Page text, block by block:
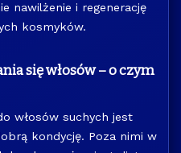
nawilżenie i regenerację
kosmyków.
się włosów – o czym
włosów suchych jest
kondycję. Poza nimi w